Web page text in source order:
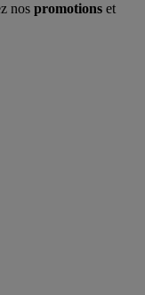
nos promotions et